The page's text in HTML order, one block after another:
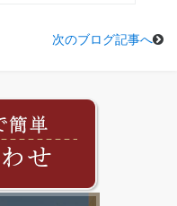
次のブログ記事へ